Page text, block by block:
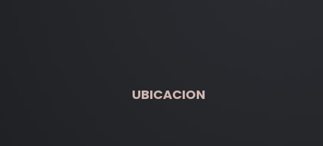
UBICACION